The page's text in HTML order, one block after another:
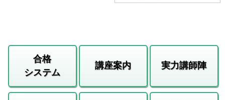
合格
システム
講座案内 実力講師陣